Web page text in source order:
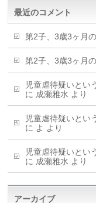
最近のコメント
第2子、3歳3ヶ月
第2子、3歳3ヶ月
児童虐待疑いとい
に 成瀬雅水 より
児童虐待疑いとい
に よ より
児童虐待疑いとい
に 成瀬雅水 より
アーカイブ